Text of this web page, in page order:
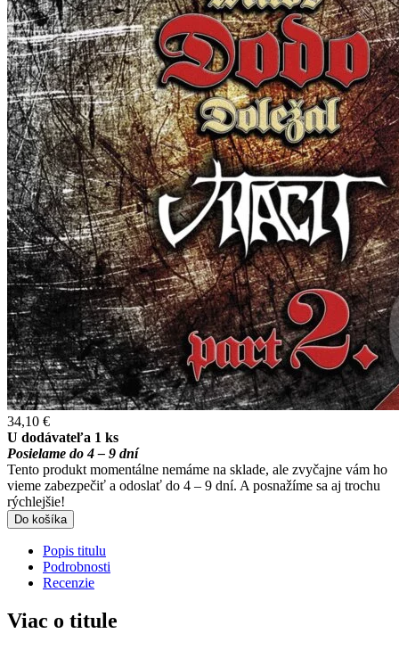
34,10 €
U dodávateľa 1 ks
Posielame do 4 – 9 dní
Tento produkt momentálne nemáme na sklade, ale zvyčajne vám ho
vieme zabezpečiť a odoslať do 4 – 9 dní. A posnažíme sa aj trochu
rýchlejšie!
Do košíka
Popis titulu
Podrobnosti
Recenzie
Viac o titule